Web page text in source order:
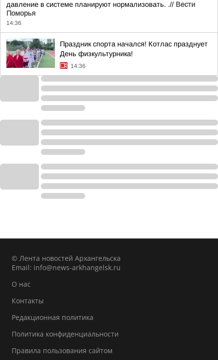
давление в системе планируют нормализовать. .// Вести
Поморья
14:36
Праздник спорта начался! Котлас празднует
День физкультурника!
14:36
© Лента новостей Архангельска
Email: info@news-arkhangelsk.ru
О нас
Контакты
Редакционная политика
Политика конфиденциальности
Правила пользования сайтом